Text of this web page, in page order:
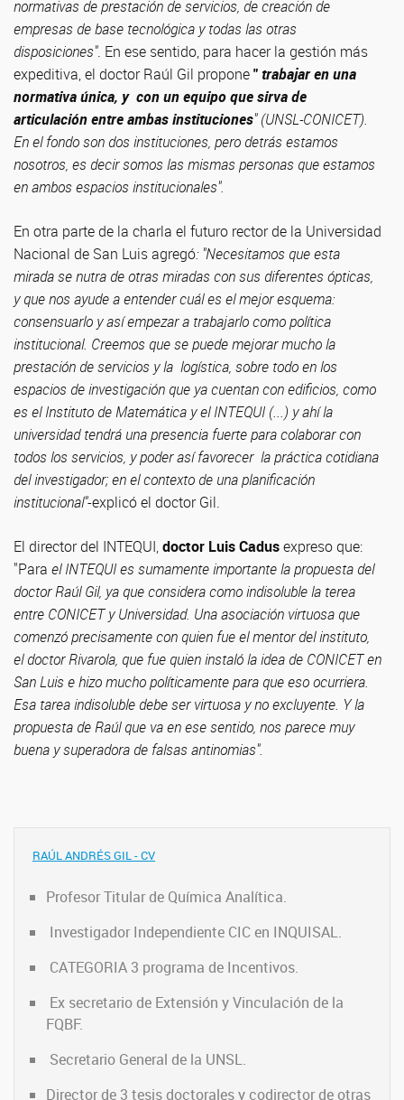
normativas de prestación de servicios, de creación de
empresas de base tecnológica y todas las otras
disposiciones". En ese sentido, para hacer la gestión más
expeditiva, el doctor Raúl Gil propone" trabajar en una
normativa única, y con un equipo que sirva de
articulación entre ambas instituciones" (UNSL-CONICET).
En el fondo son dos instituciones, pero detrás estamos
nosotros, es decir somos las mismas personas que estamos
en ambos espacios institucionales".
En otra parte de la charla el futuro rector de la Universidad
Nacional de San Luis agregó: "Necesitamos que esta
mirada se nutra de otras miradas con sus diferentes ópticas,
y que nos ayude a entender cuál es el mejor esquema:
consensuarlo y así empezar a trabajarlo como política
institucional. Creemos que se puede mejorar mucho la
prestación de servicios y la logística, sobre todo en los
espacios de investigación que ya cuentan con edificios, como
es el Instituto de Matemática y el INTEQUI (...) y ahí la
universidad tendrá una presencia fuerte para colaborar con
todos los servicios, y poder así favorecer la práctica cotidiana
del investigador; en el contexto de una planificación
institucional"-explicó el doctor Gil.
El director del INTEQUI,doctor Luis Cadusexpreso que:
"Para el INTEQUI es sumamente importante la propuesta del
doctor Raúl Gil, ya que considera como indisoluble la terea
entre CONICET y Universidad. Una asociación virtuosa que
comenzó precisamente con quien fue el mentor del instituto,
el doctor Rivarola, que fue quien instaló la idea de CONICET en
San Luis e hizo mucho políticamente para que eso ocurriera.
Esa tarea indisoluble debe ser virtuosa y no excluyente. Y la
propuesta de Raúl que va en ese sentido, nos parece muy
buena y superadora de falsas antinomias".
RAÚL ANDRÉS GIL - CV
Profesor Titular de Química Analítica.
Investigador Independiente CIC en INQUISAL.
CATEGORIA 3 programa de Incentivos.
Ex secretario de Extensión y Vinculación de la
FQBF.
Secretario General de la UNSL.
Director de 3 tesis doctorales y codirector de otras